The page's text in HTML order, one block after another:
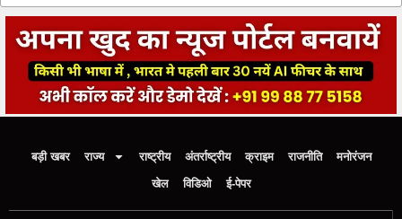
बड़ी खबर राज्य राष्ट्रीय अंतर्राष्ट्रीय क्राइम राजनीति
मनोरंजन
खेल
विडिओ ई-पेपर